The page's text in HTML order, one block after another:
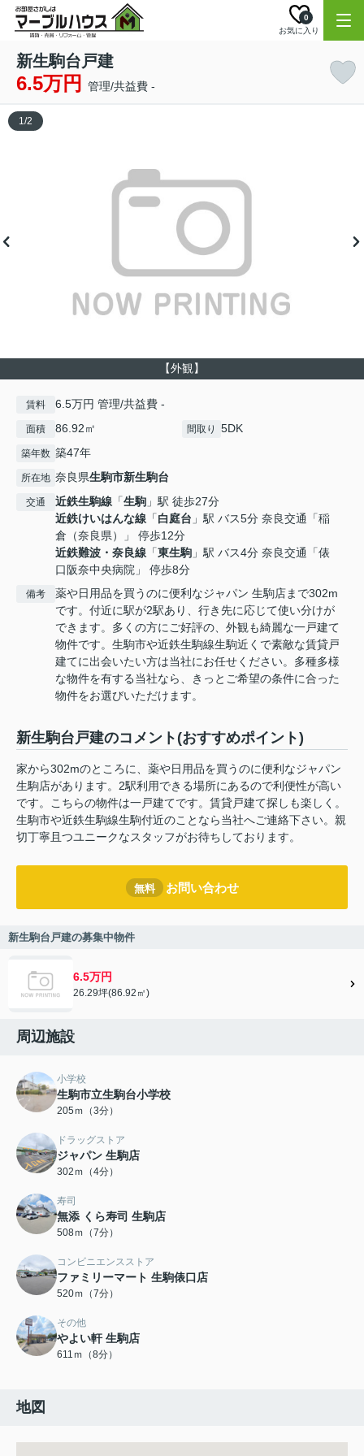
お気に入り
0
新生駒台戸建
6.5万円 管理/共益費 -
【外観】
1/2
賃料 6.5万円 管理/共益費 -
面積 86.92㎡ 間取り 5DK
築年数 築47年
所在地 奈良県生駒市新生駒台
交通 近鉄生駒線 「生駒 」駅 徒歩27分
近鉄けいはんな線 「白庭台 」駅 バス5分 奈良交通「稲
倉（奈良県）」 停歩12分
近鉄難波・奈良線 「東生駒 」駅 バス4分 奈良交通「俵
口阪奈中央病院」 停歩8分
備考
薬や日用品を買うのに便利なジャパン 生駒店まで302m
です。付近に駅が2駅あり、行き先に応じて使い分けが
できます。多くの方にご好評の、外観も綺麗な一戸建て
物件です。生駒市や近鉄生駒線生駒近くで素敵な賃貸戸
建てに出会いたい方は当社にお任せください。多種多様
な物件を有する当社なら、きっとご希望の条件に合った
物件をお選びいただけます。
新生駒台戸建のコメント(おすすめポイント)
家から302mのところに、薬や日用品を買うのに便利なジャパン
生駒店があります。2駅利用できる場所にあるので利便性が高い
です。こちらの物件は一戸建てです。賃貸戸建て探しも楽しく。
生駒市や近鉄生駒線生駒付近のことなら当社へご連絡下さい。親
切丁寧且つユニークなスタッフがお待ちしております。
無料 お問い合わせ
新生駒台戸建の募集中物件
6.5万円
26.29坪(86.92㎡)
周辺施設
小学校
生駒市立生駒台小学校
205ｍ（3分）
ドラッグストア
ジャパン 生駒店
302ｍ（4分）
寿司
無添 くら寿司 生駒店
508ｍ（7分）
コンビニエンスストア
ファミリーマート 生駒俵口店
520ｍ（7分）
その他
やよい軒 生駒店
611ｍ（8分）
地図